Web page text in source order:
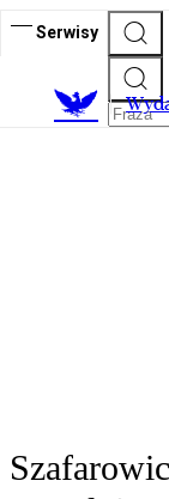
Serwisy